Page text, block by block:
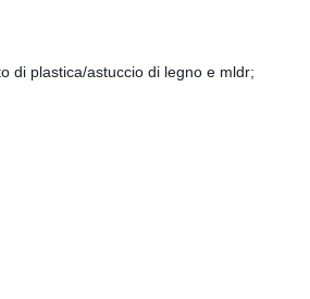
di plastica/astuccio di legno e mldr;